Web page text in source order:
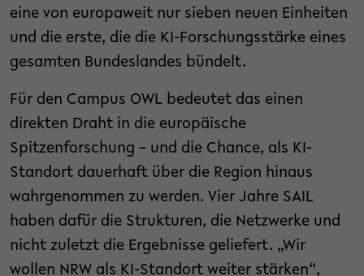
eine von europaweit nur sieben neuen Einheiten
und die erste, die die KI-Forschungsstärke eines
gesamten Bundeslandes bündelt.
Für den Campus OWL bedeutet das einen
direkten Draht in die europäische
Spitzenforschung – und die Chance, als KI-
Standort dauerhaft über die Region hinaus
wahrgenommen zu werden. Vier Jahre SAIL
haben dafür die Strukturen, die Netzwerke und
nicht zuletzt die Ergebnisse geliefert. „Wir
wollen NRW als KI-Standort weiter stärken“,